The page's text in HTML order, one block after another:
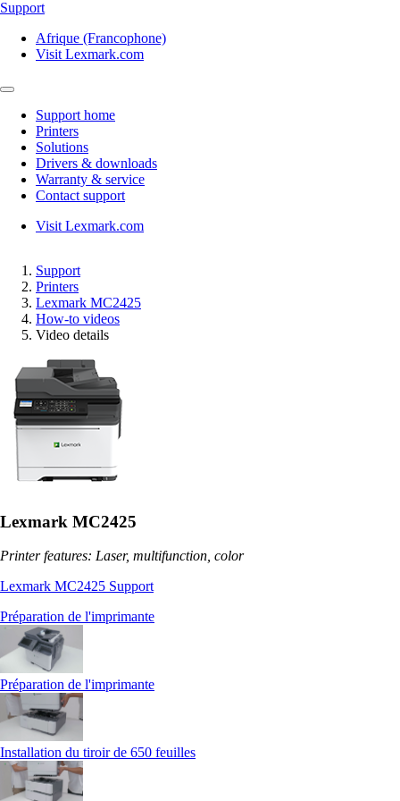
Support
Afrique (Francophone)
Visit Lexmark.com
Support home
Printers
Solutions
Drivers & downloads
Warranty & service
Contact support
Visit Lexmark.com
Support
Printers
Lexmark MC2425
How-to videos
Video details
Lexmark MC2425
Printer features: Laser, multifunction, color
Lexmark MC2425 Support
Préparation de l'imprimante
Préparation de l'imprimante
Installation du tiroir de 650 feuilles